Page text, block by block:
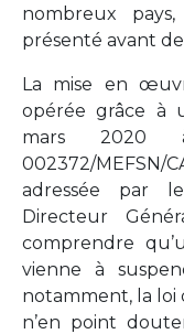
nombreux
présenté avant
La mise en
opérée grâce à
mars
002372/
adressée par
Directeur
comprendre
vienne à
notamment, la loi
n’en point